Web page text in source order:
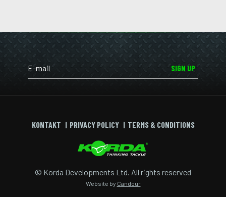
SIGN UP
© Korda Developments Ltd. All rights reserved
Website by Candour
KONTAKT PRIVACY POLICY TERMS & CONDITIONS